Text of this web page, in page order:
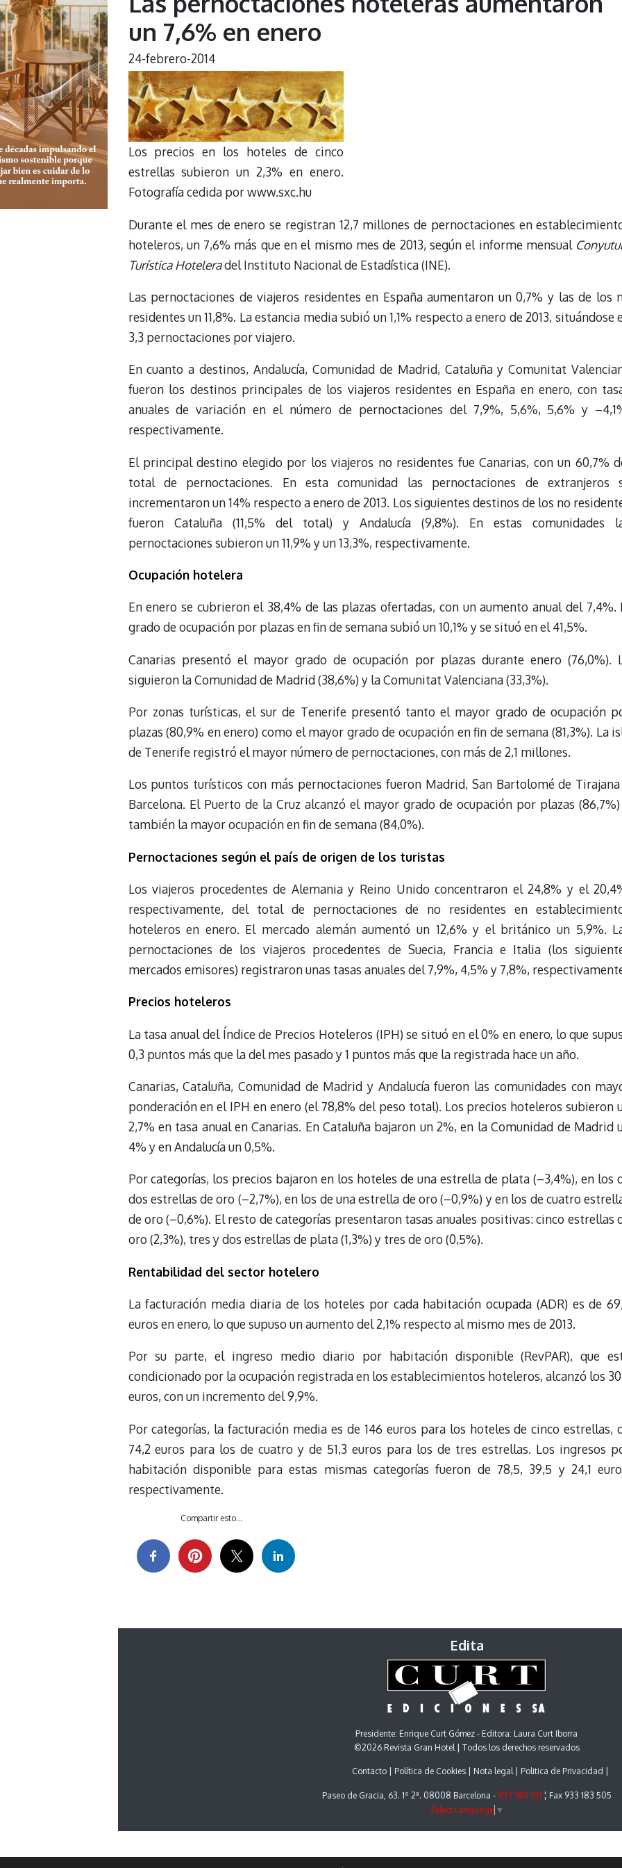
un 7,6% en enero
24-febrero-2014
Los precios en los hoteles de cinco
estrellas subieron un 2,3% en enero.
Fotografía cedida por www.sxc.hu
Durante el mes de enero se registran 12,7 millones de pernoctaciones en
hoteleros, un 7,6% más que en el mismo mes de 2013, según el informe mensual
Turística Hoteleradel Instituto Nacional de Estadística (INE).
Las pernoctaciones de viajeros residentes en España aumentaron un 0,7% y las de los
residentes un 11,8%. La estancia media subió un 1,1% respecto a enero de 2013, situándose
3,3 pernoctaciones por viajero.
En cuanto a destinos, Andalucía, Comunidad de Madrid, Cataluña y Comunitat
fueron los destinos principales de los viajeros residentes en España en enero, con
anuales de variación en el número de pernoctaciones del 7,9%, 5,6%, 5,6% y
respectivamente.
El principal destino elegido por los viajeros no residentes fue Canarias, con un 60,7%
total de pernoctaciones. En esta comunidad las pernoctaciones de extranjeros
incrementaron un 14% respecto a enero de 2013. Los siguientes destinos de los no
fueron Cataluña (11,5% del total) y Andalucía (9,8%). En estas comunidades
pernoctaciones subieron un 11,9% y un 13,3%, respectivamente.
Ocupación hotelera
En enero se cubrieron el 38,4% de las plazas ofertadas, con un aumento anual del 7,4%.
grado de ocupación por plazas en fin de semana subió un 10,1% y se situó en el 41,5%.
Canarias presentó el mayor grado de ocupación por plazas durante enero (76,0%).
siguieron la Comunidad de Madrid (38,6%) y la Comunitat Valenciana (33,3%).
Por zonas turísticas, el sur de Tenerife presentó tanto el mayor grado de ocupación
plazas (80,9% en enero) como el mayor grado de ocupación en fin de semana (81,3%). La
de Tenerife registró el mayor número de pernoctaciones, con más de 2,1 millones.
Los puntos turísticos con más pernoctaciones fueron Madrid, San Bartolomé de
Barcelona. El Puerto de la Cruz alcanzó el mayor grado de ocupación por plazas
también la mayor ocupación en fin de semana (84,0%).
Pernoctaciones según el país de origen de los turistas
Los viajeros procedentes de Alemania y Reino Unido concentraron el 24,8% y el
respectivamente, del total de pernoctaciones de no residentes en
hoteleros en enero. El mercado alemán aumentó un 12,6% y el británico un 5,9%.
pernoctaciones de los viajeros procedentes de Suecia, Francia e Italia (los
mercados emisores) registraron unas tasas anuales del 7,9%, 4,5% y 7,8%,
Precios hoteleros
La tasa anual del Índice de Precios Hoteleros (IPH) se situó en el 0% en enero, lo que
0,3 puntos más que la del mes pasado y 1 puntos más que la registrada hace un año.
Canarias, Cataluña, Comunidad de Madrid y Andalucía fueron las comunidades con
ponderación en el IPH en enero (el 78,8% del peso total). Los precios hoteleros subieron
2,7% en tasa anual en Canarias. En Cataluña bajaron un 2%, en la Comunidad de Madrid
4% y en Andalucía un 0,5%.
Por categorías, los precios bajaron en los hoteles de una estrella de plata (–3,4%), en los
dos estrellas de oro (–2,7%), en los de una estrella de oro (–0,9%) y en los de cuatro
de oro (–0,6%). El resto de categorías presentaron tasas anuales positivas: cinco estrellas
oro (2,3%), tres y dos estrellas de plata (1,3%) y tres de oro (0,5%).
Rentabilidad del sector hotelero
La facturación media diaria de los hoteles por cada habitación ocupada (ADR) es de
euros en enero, lo que supuso un aumento del 2,1% respecto al mismo mes de 2013.
Por su parte, el ingreso medio diario por habitación disponible (RevPAR), que
condicionado por la ocupación registrada en los establecimientos hoteleros, alcanzó los
euros, con un incremento del 9,9%.
Por categorías, la facturación media es de 146 euros para los hoteles de cinco estrellas,
74,2 euros para los de cuatro y de 51,3 euros para los de tres estrellas. Los ingresos
habitación disponible para estas mismas categorías fueron de 78,5, 39,5 y 24,1
respectivamente.
Compartir esto...
Edita
Presidente: Enrique Curt Gómez - Editora: Laura Curt Iborra
©2026 Revista Gran Hotel | Todos los derechos reservados
Contacto Política de Cookies Nota legal Politica de Privacidad
Paseo de Gracia, 63. 1º 2ª. 08008 Barcelona - 933 180 101 ¦ Fax 933 183 505
Select Language ▼